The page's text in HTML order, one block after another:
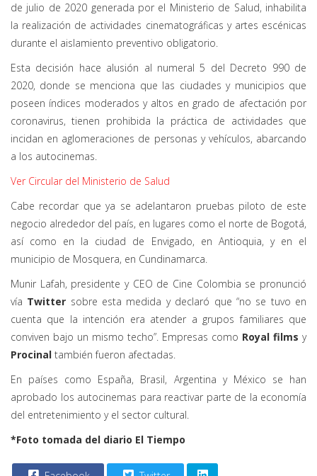
de julio de 2020 generada por el Ministerio de Salud, inhabilita
la realización de actividades cinematográficas y artes escénicas
durante el aislamiento preventivo obligatorio.
Esta decisión hace alusión al numeral 5 del Decreto 990 de
2020, donde se menciona que las ciudades y municipios que
poseen índices moderados y altos en grado de afectación por
coronavirus, tienen prohibida la práctica de actividades que
incidan en aglomeraciones de personas y vehículos, abarcando
a los autocinemas.
Ver Circular del Ministerio de Salud
Cabe recordar que ya se adelantaron pruebas piloto de este
negocio alrededor del país, en lugares como el norte de Bogotá,
así como en la ciudad de Envigado, en Antioquia, y en el
municipio de Mosquera, en Cundinamarca.
Munir Lafah, presidente y CEO de Cine Colombia se pronunció
vía Twitter sobre esta medida y declaró que “no se tuvo en
cuenta que la intención era atender a grupos familiares que
conviven bajo un mismo techo”. Empresas como Royal films y
Procinal también fueron afectadas.
En países como España, Brasil, Argentina y México se han
aprobado los autocinemas para reactivar parte de la economía
del entretenimiento y el sector cultural.
*Foto tomada del diario El Tiempo